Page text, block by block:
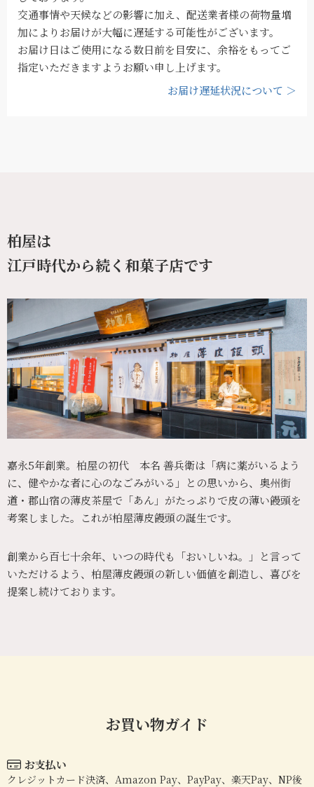
交通事情や天候などの影響に加え、配送業者様の荷物量増
加によりお届けが大幅に遅延する可能性がございます。
お届け日はご使用になる数日前を目安に、余裕をもってご
指定いただきますようお願い申し上げます。
お届け遅延状況について ＞
柏屋は
江戸時代から続く和菓子店です
嘉永5年創業。柏屋の初代 本名 善兵衛は「病に薬がいるよう
に、健やかな者に心のなごみがいる」との思いから、奥州街
道・郡山宿の薄皮茶屋で「あん」がたっぷりで皮の薄い饅頭を
考案しました。これが柏屋薄皮饅頭の誕生です。
創業から百七十余年、いつの時代も「おいしいね。」と言って
いただけるよう、柏屋薄皮饅頭の新しい価値を創造し、喜びを
提案し続けております。
お買い物ガイド
お支払い
クレジットカード決済、Amazon Pay、PayPay、楽天Pay、NP後